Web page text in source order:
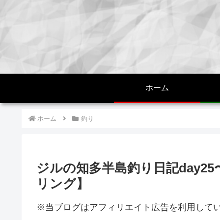
ホーム
ホーム 釣り
ジルの知多半島釣り日記
リング】
※当ブログはアフィリエイト広告を利用して